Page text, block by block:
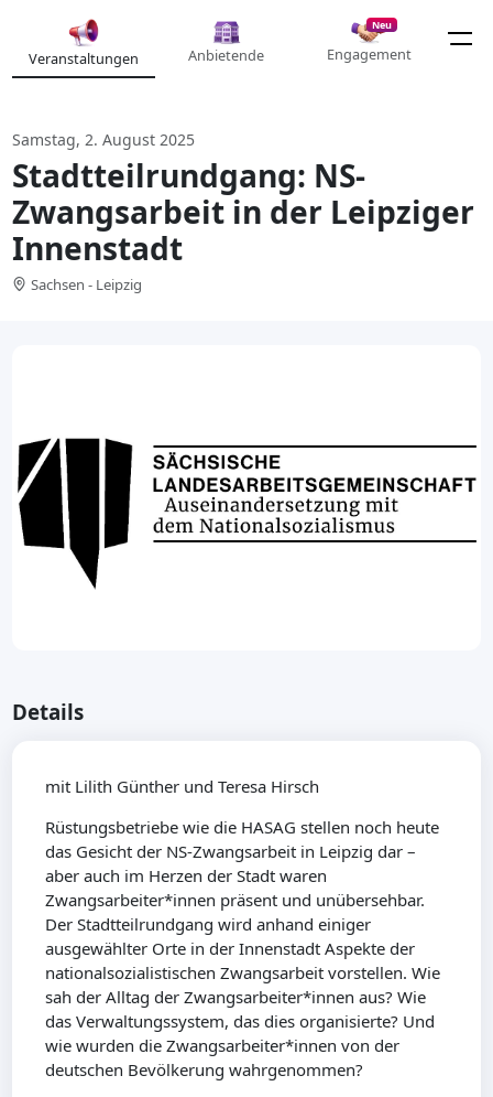
Veranstaltungen Anbietende
Neu
Engagement
Samstag, 2. August 2025
Stadtteilrundgang: NS-
Zwangsarbeit in der Leipziger
Innenstadt
Sachsen - Leipzig
Details
mit Lilith Günther und Teresa Hirsch
Rüstungsbetriebe wie die HASAG stellen noch heute
das Gesicht der NS-Zwangsarbeit in Leipzig dar –
aber auch im Herzen der Stadt waren
Zwangsarbeiter*innen präsent und unübersehbar.
Der Stadtteilrundgang wird anhand einiger
ausgewählter Orte in der Innenstadt Aspekte der
nationalsozialistischen Zwangsarbeit vorstellen. Wie
sah der Alltag der Zwangsarbeiter*innen aus? Wie
das Verwaltungssystem, das dies organisierte? Und
wie wurden die Zwangsarbeiter*innen von der
deutschen Bevölkerung wahrgenommen?